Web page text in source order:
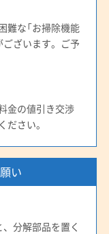
難な「お掃除機能
ございます。ご予
金の値引き交渉
さい。
い
分解部品を置く